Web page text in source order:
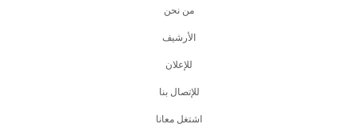
من نحن
اﻷرشيف
للإعلان
للإتصال بنا
اشتغل معانا